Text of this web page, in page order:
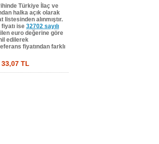
Türkiye İlaç ve
halka açık olarak
listesinden alınmıştır.
ise 32702 sayılı
euro değerine göre
edilerek
fiyatından farklı
TL